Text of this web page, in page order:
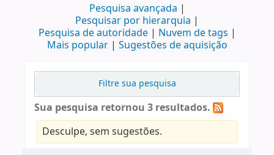
Pesquisa avançada
Pesquisar por hierarquia
Pesquisa de autoridade
Nuvem de tags
Mais popular
Sugestões de aquisição
Filtre sua pesquisa
Sua pesquisa retornou 3 resultados.
Desculpe, sem sugestões.